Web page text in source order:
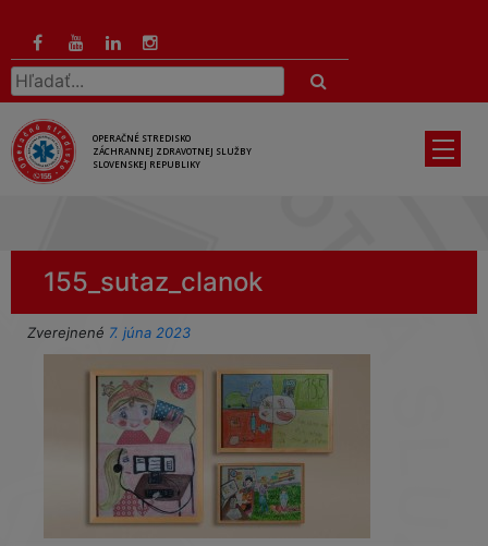
hlavný
obsah
Hľadať:
OPERAČNÉ STREDISKO
ZÁCHRANNEJ ZDRAVOTNEJ SLUŽBY
SLOVENSKEJ REPUBLIKY
155_sutaz_clanok
Zverejnené 7. júna 2023